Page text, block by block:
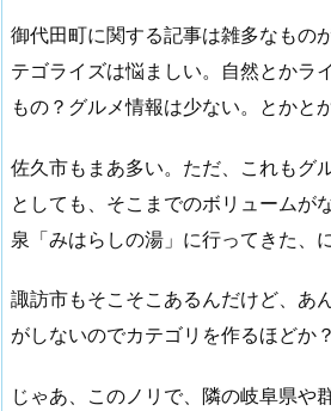
御代田町に関する記事は雑多なもの
テゴライズは悩ましい。自然とかラ
もの？グルメ情報は少ない。とかとか
佐久市もまあ多い。ただ、これもグ
としても、そこまでのボリュームが
泉「みはらしの湯」に行ってきた、
諏訪市もそこそこあるんだけど、あ
がしないのでカテゴリを作るほどか
じゃあ、このノリで、隣の岐阜県や